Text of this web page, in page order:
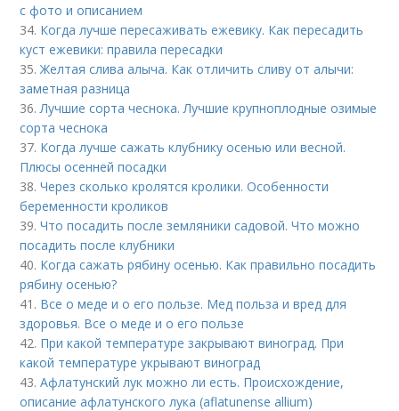
с фото и описанием
34. Когда лучше пересаживать ежевику. Как пересадить
куст ежевики: правила пересадки
35.Желтая слива алыча. Как отличить сливу от алычи:
заметная разница
36.Лучшие сорта чеснока. Лучшие крупноплодные озимые
сорта чеснока
37. Когда лучше сажать клубнику осенью или весной.
Плюсы осенней посадки
38.Через сколько кролятся кролики. Особенности
беременности кроликов
39.Что посадить после земляники садовой. Что можно
посадить после клубники
40. Когда сажать рябину осенью. Как правильно посадить
рябину осенью?
41. Все о меде и о его пользе. Мед польза и вред для
здоровья. Все о меде и о его пользе
42. При какой температуре закрывают виноград. При
какой температуре укрывают виноград
43.Афлатунский лук можно ли есть. Происхождение,
описание афлатунского лука (aflatunense allium)